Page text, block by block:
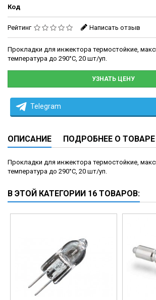
Код
Рейтинг Написать отзыв
Прокладки для инжектора термостойкие,
температура до 290°C, 20 шт/уп.
УЗНАТЬ ЦЕНУ
Telegram
ОПИСАНИЕ ПОДРОБНЕЕ О ТОВАРЕ
Прокладки для инжектора термостойкие,
температура до 290°C, 20 шт/уп.
В ЭТОЙ КАТЕГОРИИ 16 ТОВАРОВ: